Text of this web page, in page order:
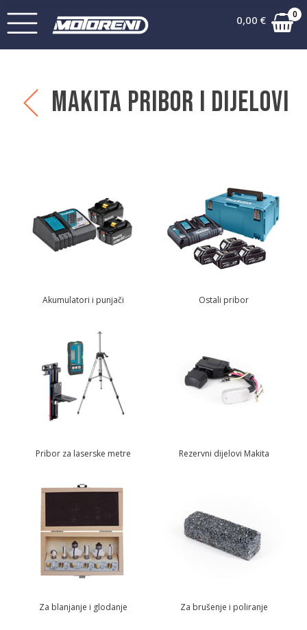
0,00 € 0
Makita pribor i dijelovi
Akumulatori i punjači Ostali pribor
Pribor za laserske metre Rezervni dijelovi Makita
Za blanjanje i glodanje Za brušenje i poliranje